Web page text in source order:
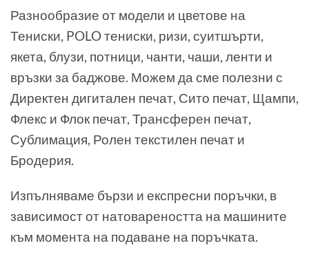
Разнообразие от модели и цветове на
Тениски, POLO тениски, ризи, суитшърти,
якета, блузи, потници, чанти, чаши, ленти и
връзки за баджове. Можем да сме полезни с
Директен дигитален печат, Сито печат, Щампи,
Флекс и Флок печат, Трансферен печат,
Сублимация, Ролен текстилен печат и
Бродерия.
Изпълняваме бързи и експресни поръчки, в
зависимост от натовареността на машините
към момента на подаване на поръчката.